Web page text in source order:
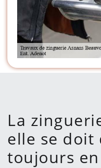
La
elle se doit
toujours